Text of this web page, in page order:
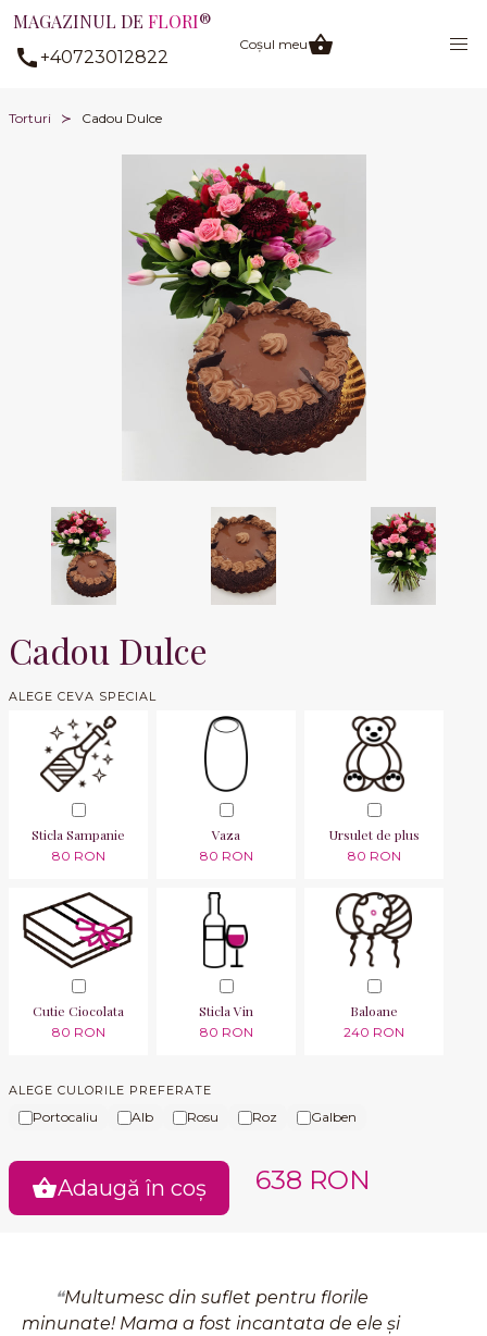
MAGAZINUL DE FLORI®
+40723012822
Coșul meu
Torturi Cadou Dulce
Cadou Dulce
ALEGE CEVA SPECIAL
Sticla Sampanie
80 RON
Vaza
80 RON
Ursulet de plus
80 RON
Cutie Ciocolata
80 RON
Sticla Vin
80 RON
Baloane
240 RON
ALEGE CULORILE PREFERATE
Portocaliu Alb Rosu Roz Galben
Adaugă în coș 638 RON
Multumesc din suflet pentru florile
minunate! Mama a fost incantata de ele și